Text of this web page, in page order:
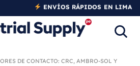
DE CONTACTO: CRC, AMBRO-SOL Y